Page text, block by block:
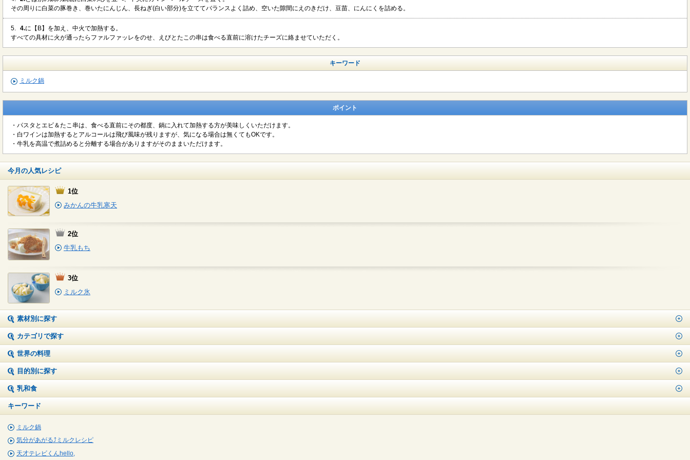
その周りに白菜の豚巻き、巻いたにんじん、長ねぎ(白い部分)を立ててバランスよく詰め、空いた隙間にえのきだけ、豆苗、にんにくを詰める。
5. 4.に【B】を加え、中火で加熱する。
すべての具材に火が通ったらファルファッレをのせ、えびとたこの串は食べる直前に溶けたチーズに絡ませていただく。
キーワード
ミルク鍋
ポイント
・パスタとエビ＆たこ串は、食べる直前にその都度、鍋に入れて加熱する方が美味しくいただけます。
・白ワインは加熱するとアルコールは飛び風味が残りますが、気になる場合は無くてもOKです。
・牛乳を高温で煮詰めると分離する場合がありますがそのままいただけます。
今月の人気レシピ
1位
みかんの牛乳寒天
2位
牛乳もち
3位
ミルク氷
素材別に探す
カテゴリで探す
世界の料理
目的別に探す
乳和食
キーワード
ミルク鍋
気分があがる⤴ミルクレシピ
天才テレビくんhello,